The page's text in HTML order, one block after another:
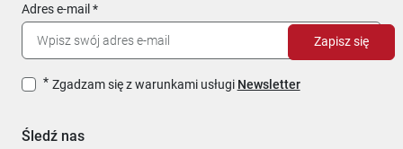
Adres e-mail
Zgadzam się z warunkami usługi Newsletter
Zapisz się
Śledź nas